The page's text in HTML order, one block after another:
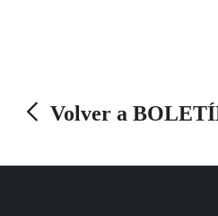
Volver a